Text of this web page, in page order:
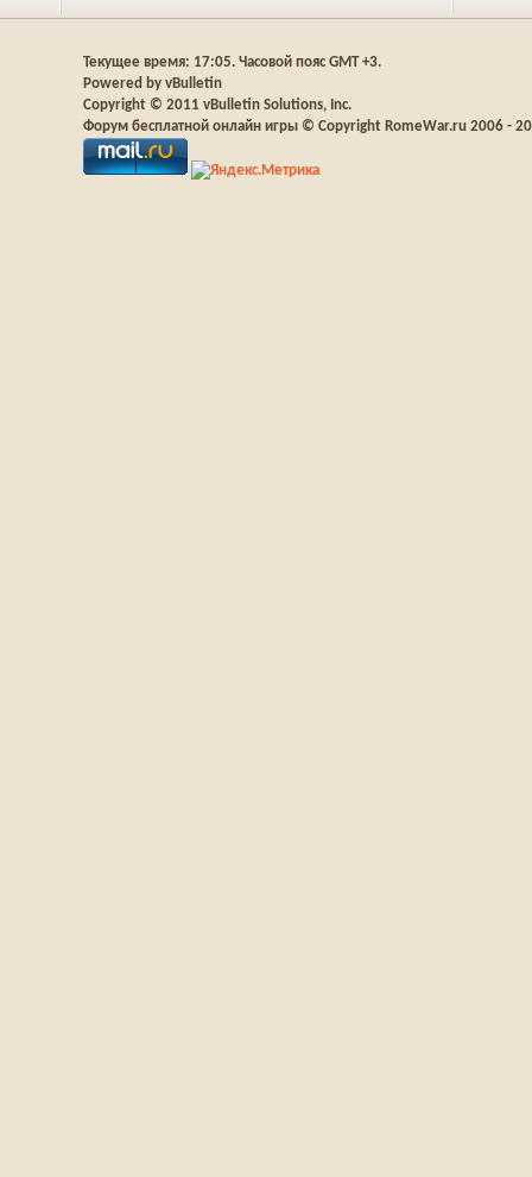
Текущее время: 17:05. Часовой пояс GMT +3.
Powered by vBulletin
Copyright © 2011 vBulletin Solutions, Inc.
Форум бесплатной онлайн игры © Copyright RomeWar.ru 2006 -